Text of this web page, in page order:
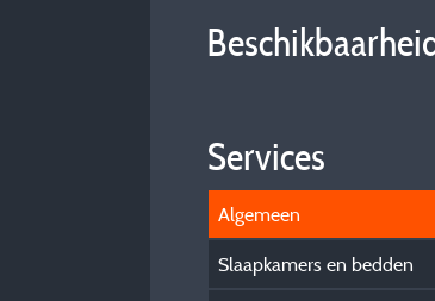
Services
Algemeen
Slaapkamers en bedden